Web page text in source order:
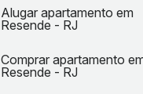
Alugar apartamento em
Resende - RJ
Comprar apartamento
Resende - RJ